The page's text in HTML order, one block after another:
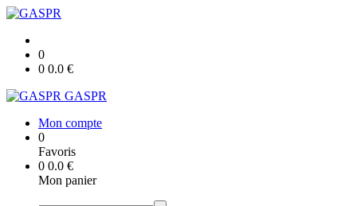
0
0 0.0 €
GASPR
Mon compte
0
Favoris
0 0.0 €
Mon panier